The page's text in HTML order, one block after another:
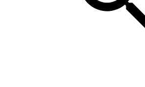
物誌第二版